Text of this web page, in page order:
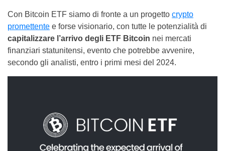
Con Bitcoin ETF siamo di fronte a un progetto crypto
promettente e forse visionario, con tutte le potenzialità di
capitalizzare l’arrivo degli ETF Bitcoin nei mercati
finanziari statunitensi, evento che potrebbe avvenire,
secondo gli analisti, entro i primi mesi del 2024.